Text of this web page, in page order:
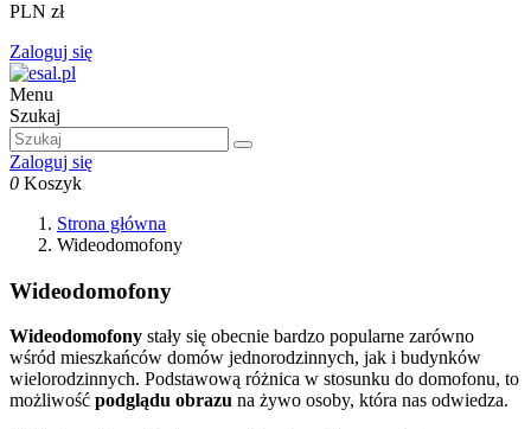
PLN zł
Zaloguj się
Menu
Szukaj
Zaloguj się
0 Koszyk
Strona główna
Wideodomofony
Wideodomofony
Wideodomofony stały się obecnie bardzo popularne zarówno
wśród mieszkańców domów jednorodzinnych, jak i budynków
wielorodzinnych. Podstawową różnica w stosunku do domofonu, to
możliwość podglądu obrazu na żywo osoby, która nas odwiedza.